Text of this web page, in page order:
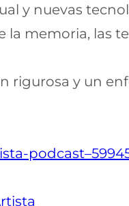
y nuevas
la memoria, las
rigurosa y un